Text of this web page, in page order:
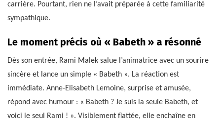
carrière. Pourtant, rien ne l’avait préparée à cette familiarité
sympathique.
Le moment précis où « Babeth » a résonné
Dès son entrée, Rami Malek salue l’animatrice avec un sourire
sincère et lance un simple « Babeth ». La réaction est
immédiate. Anne-Elisabeth Lemoine, surprise et amusée,
répond avec humour : « Babeth ? Je suis la seule Babeth, et
voici le seul Rami ! ». Visiblement flattée, elle enchaîne en